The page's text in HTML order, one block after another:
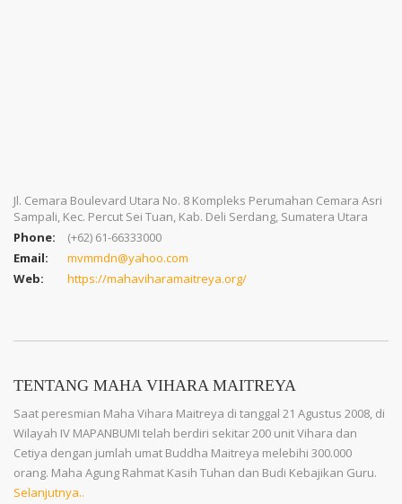
Jl. Cemara Boulevard Utara No. 8 Kompleks Perumahan Cemara Asri
Sampali, Kec. Percut Sei Tuan, Kab. Deli Serdang, Sumatera Utara
Phone:
(+62) 61-66333000
Email:
mvmmdn@yahoo.com
Web:
https://mahaviharamaitreya.org/
TENTANG MAHA VIHARA MAITREYA
Saat peresmian Maha Vihara Maitreya di tanggal 21 Agustus 2008, di
Wilayah IV MAPANBUMI telah berdiri sekitar 200 unit Vihara dan
Cetiya dengan jumlah umat Buddha Maitreya melebihi 300.000
orang. Maha Agung Rahmat Kasih Tuhan dan Budi Kebajikan Guru.
Selanjutnya..